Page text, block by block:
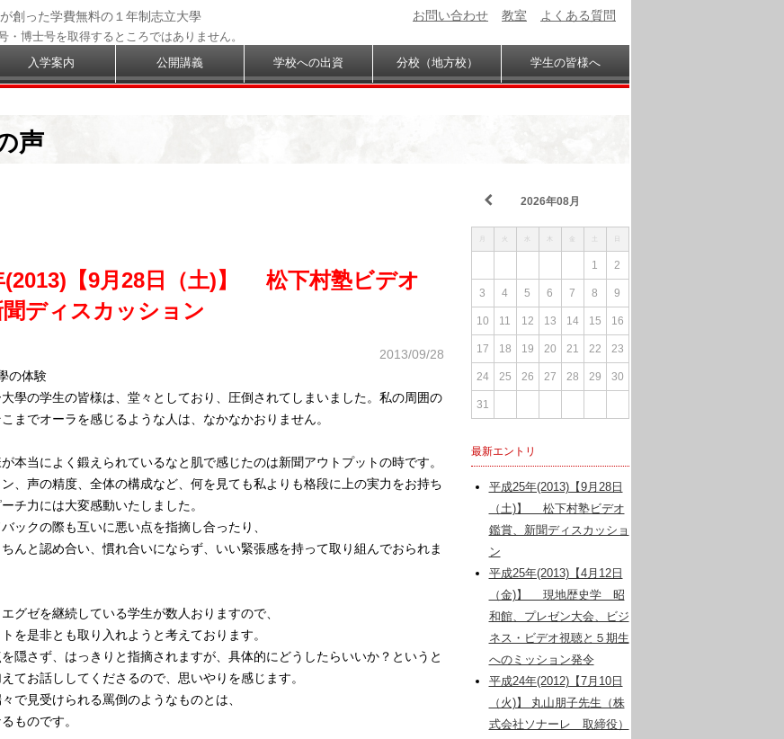
創った学費無料の１年制志立大學
・博士号を取得するところではありません。
お問い合わせ 教室 よくある質問
入学案内 公開講義 学校への出資 分校（地方校） 学生の皆様へ
声
(2013)【9月28日（土)】 松下村塾ビデオ
ディスカッション
2013/09/28
の体験
學の学生の皆様は、堂々としており、圧倒されてしまいました。私の周囲の
までオーラを感じるような人は、なかなかおりません。
本当によく鍛えられているなと肌で感じたのは新聞アウトプットの時です。
、声の精度、全体の構成など、何を見ても私よりも格段に上の実力をお持ち
チ力には大変感動いたしました。
ックの際も互いに悪い点を指摘し合ったり、
んと認め合い、慣れ合いにならず、いい緊張感を持って取り組んでおられま
グゼを継続している学生が数人おりますので、
を是非とも取り入れようと考えております。
隠さず、はっきりと指摘されますが、具体的にどうしたらいいか？というと
てお話ししてくださるので、思いやりを感じます。
で見受けられる罵倒のようなものとは、
ものです。
2026年08月
1 2
3 4 5 6 7 8 9
10 11 12 13 14 15 16
17 18 19 20 21 22 23
24 25 26 27 28 29 30
31
最新エントリ
平成25年(2013)【9月28日
（土)】 松下村塾ビデオ
鑑賞、新聞ディスカッショ
ン
平成25年(2013)【4月12日
（金)】 現地歴史学 昭
和館、プレゼン大会、ビジ
ネス・ビデオ視聴と５期生
へのミッション発令
平成24年(2012)【7月10日
（火)】 丸山朋子先生（株
式会社ソナーレ 取締役）